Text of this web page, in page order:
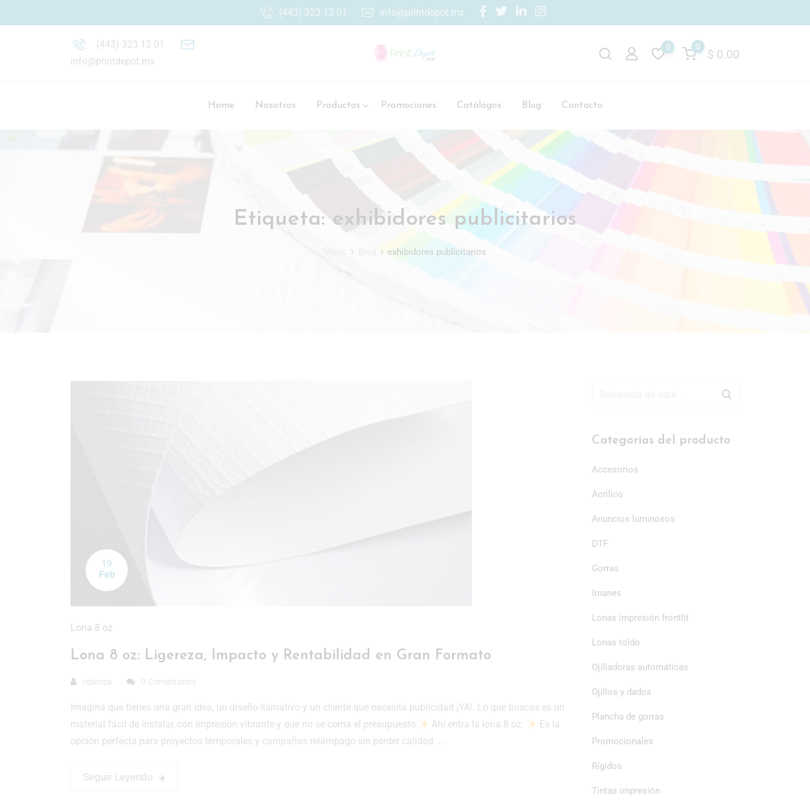
(443) 323 12 01 info@printdepot.mx
(443) 323 12 01
info@printdepot.mx
$ 0.00
0
0
Home Nosotros Productos Promociones Catálogos Blog Contacto
Etiqueta:exhibidores publicitarios
exhibidores publicitarios
19
Feb
Lona 8 oz
Lona 8 oz: Ligereza, Impacto y Rentabilidad en Gran Formato
rebecca 0 Comentarios
Imagina que tienes una gran idea, un diseño llamativo y un cliente que necesita publicidad ¡YA!. Lo que buscas es un
material fácil de instalar, con impresión vibrante y que no se coma el presupuesto.
Ahí entra la lona 8 oz.
Es la
opción perfecta para proyectos temporales y campañas relámpago sin perder calidad. …
Seguir Leyendo
Categorías del producto
Accesorios
Acrílico
Anuncios luminosos
DTF
Gorras
Imanes
Lonas impresión frontlit
Lonas toldo
Ojilladoras automáticas
Ojillos y dados
Plancha de gorras
Promocionales
Rígidos
Tintas impresión